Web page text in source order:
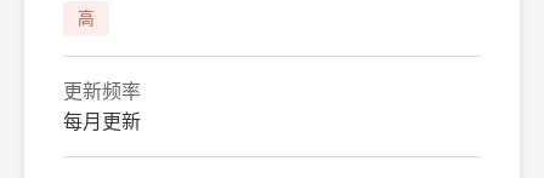
高
更新频率
每月更新